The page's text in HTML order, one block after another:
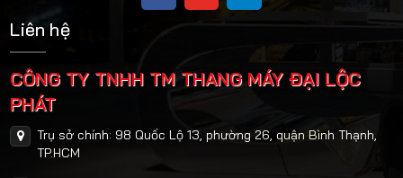
Liên hệ
CÔNG TY TNHH TM THANG MÁY ĐẠI LỘC
PHÁT
Trụ sở chính: 98 Quốc Lộ 13, phường 26, quận Bình Thạnh,
TP.HCM